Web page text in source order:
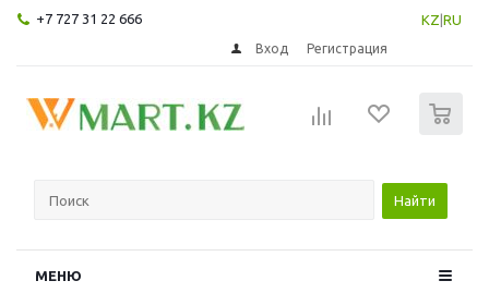
+7 727 31 22 666 KZ RU
Вход Регистрация
Найти
МЕНЮ